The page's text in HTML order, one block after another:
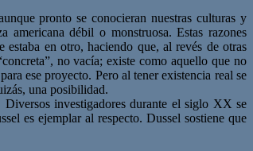
pronto se conocieran nuestras culturas y
débil o monstruosa. Estas razones
en otro, haciendo que, al revés de otras
no vacía; existe como aquello que no
ese proyecto. Pero al tener existencia real se
una posibilidad.
investigadores durante el siglo XX se
es ejemplar al respecto. Dussel sostiene que